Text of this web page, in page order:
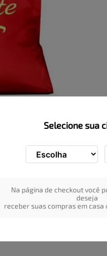
Selecione sua
Na página de checkout você
deseja
receber suas compras em